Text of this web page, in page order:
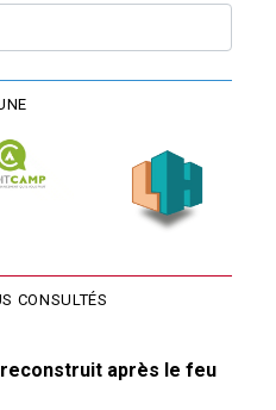
CONSULTÉS
après le feu